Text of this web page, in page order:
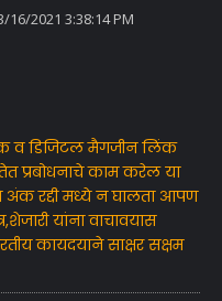
16/2021 3:38:14 PM
व डिजिटल मैगजीन लिंक
प्रबोधनाचे काम करेल या
अंक रद्दी मध्ये न घालता आपण
यांना वाचावयास
कायदयाने साक्षर सक्षम